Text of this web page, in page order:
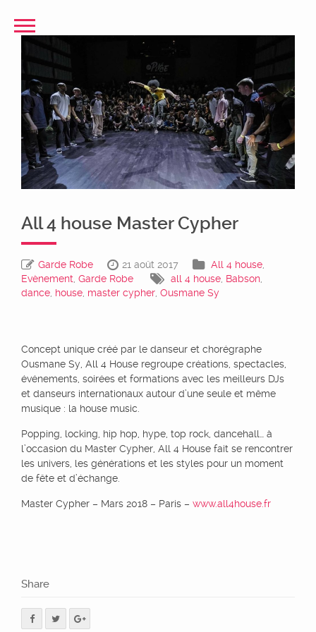
All 4 house Master Cypher
Garde Robe 21 août 2017 All 4 house
Evènement Garde Robe all 4 house Babson
dance house master cypher Ousmane Sy
Concept unique créé par le danseur et chorégraphe
Ousmane Sy, All 4 House regroupe créations, spectacles,
événements, soirées et formations avec les meilleurs DJs
et danseurs internationaux autour d’une seule et même
musique : la house music.
Popping, locking, hip hop, hype, top rock, dancehall… à
l’occasion du Master Cypher, All 4 House fait se rencontrer
les univers, les générations et les styles pour un moment
de fête et d’échange.
Master Cypher – Mars 2018 – Paris – www.all4house.fr
Share